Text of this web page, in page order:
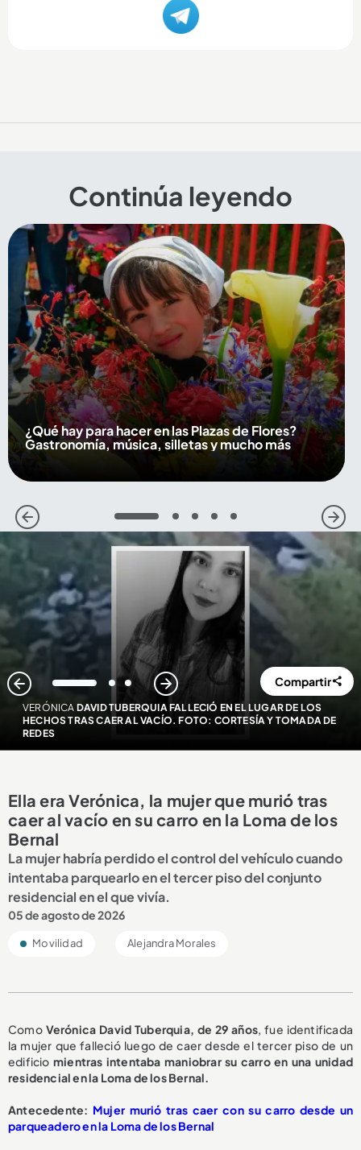
Continúa leyendo
¿Qué hay para hacer en las Plazas de Flores?
Gastronomía, música, silletas y mucho más
1 2 3 4 5
VERÓNICA DAVID TUBERQUIA FALLECIÓ EN EL LUGAR DE LOS
HECHOS TRAS CAER AL VACÍO. FOTO: CORTESÍA Y TOMADA DE
REDES
1 2 3 Compartir
Ella era Verónica, la mujer que murió tras
caer al vacío en su carro en la Loma de los
Bernal
La mujer habría perdido el control del vehículo cuando
intentaba parquearlo en el tercer piso del conjunto
residencial en el que vivía.
05 de agosto de 2026
Movilidad Alejandra Morales
Como Verónica David Tuberquia, de 29 años, fue identificada
la mujer que falleció luego de caer desde el tercer piso de un
edificio mientras intentaba maniobrar su carro en una unidad
residencial en la Loma de los Bernal.
Antecedente: Mujer murió tras caer con su carro desde un
parqueadero en la Loma de los Bernal